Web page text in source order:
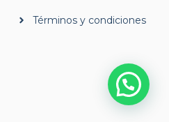
Términos y condiciones